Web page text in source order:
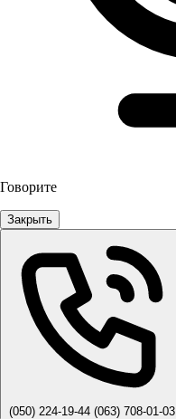
Говорите
Закрыть
(050) 224-19-44 (063) 708-01-03